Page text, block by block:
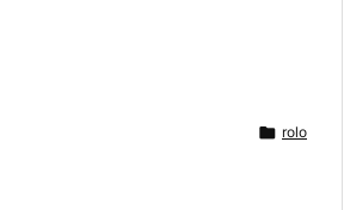
 rolo